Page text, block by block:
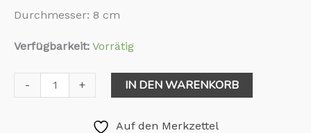
Durchmesser: 8 cm
Verfügbarkeit: Vorrätig
- + IN DEN WARENKORB
Auf den Merkzettel